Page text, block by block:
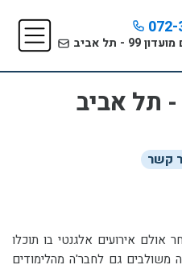
- תל אביב
קשר
חוגגים בר/בת מצווה? מחפשים אחר אולם אירועים אלגנטי בו תוכלו
לקיים מסיבות ואירועי בר/בת מצווה משולבים גם לחבר'ה מהלימודים